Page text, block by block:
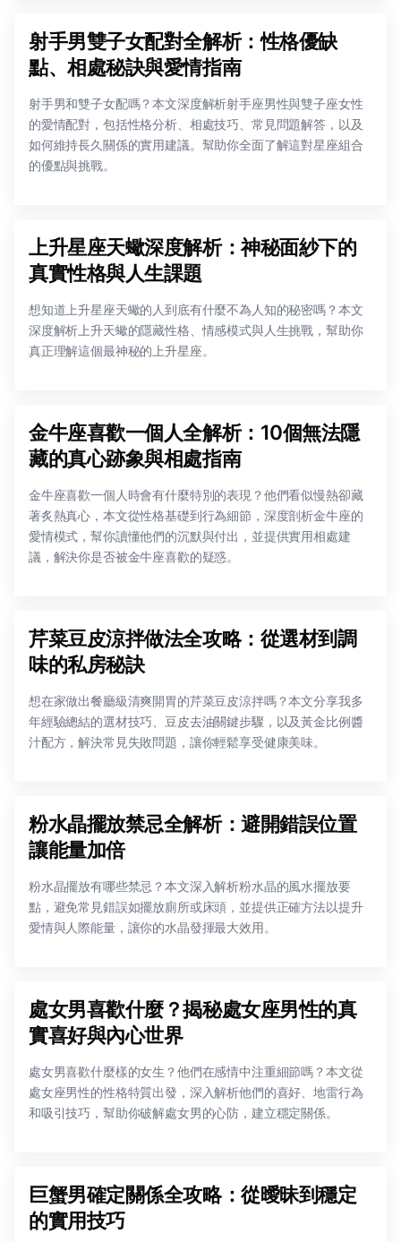
射手男雙子女配對全解析：性格優缺
點、相處秘訣與愛情指南
射手男和雙子女配嗎？本文深度解析射手座男性與雙子座女性
的愛情配對，包括性格分析、相處技巧、常見問題解答，以及
如何維持長久關係的實用建議。幫助你全面了解這對星座組合
的優點與挑戰。
上升星座天蠍深度解析：神秘面紗下的
真實性格與人生課題
想知道上升星座天蠍的人到底有什麼不為人知的秘密嗎？本文
深度解析上升天蠍的隱藏性格、情感模式與人生挑戰，幫助你
真正理解這個最神秘的上升星座。
金牛座喜歡一個人全解析：10個無法隱
藏的真心跡象與相處指南
金牛座喜歡一個人時會有什麼特別的表現？他們看似慢熱卻藏
著炙熱真心，本文從性格基礎到行為細節，深度剖析金牛座的
愛情模式，幫你讀懂他們的沉默與付出，並提供實用相處建
議，解決你是否被金牛座喜歡的疑惑。
芹菜豆皮涼拌做法全攻略：從選材到調
味的私房秘訣
想在家做出餐廳級清爽開胃的芹菜豆皮涼拌嗎？本文分享我多
年經驗總結的選材技巧、豆皮去油關鍵步驟，以及黃金比例醬
汁配方，解決常見失敗問題，讓你輕鬆享受健康美味。
粉水晶擺放禁忌全解析：避開錯誤位置
讓能量加倍
粉水晶擺放有哪些禁忌？本文深入解析粉水晶的風水擺放要
點，避免常見錯誤如擺放廁所或床頭，並提供正確方法以提升
愛情與人際能量，讓你的水晶發揮最大效用。
處女男喜歡什麼？揭秘處女座男性的真
實喜好與內心世界
處女男喜歡什麼樣的女生？他們在感情中注重細節嗎？本文從
處女座男性的性格特質出發，深入解析他們的喜好、地雷行為
和吸引技巧，幫助你破解處女男的心防，建立穩定關係。
巨蟹男確定關係全攻略：從曖昧到穩定
的實用技巧